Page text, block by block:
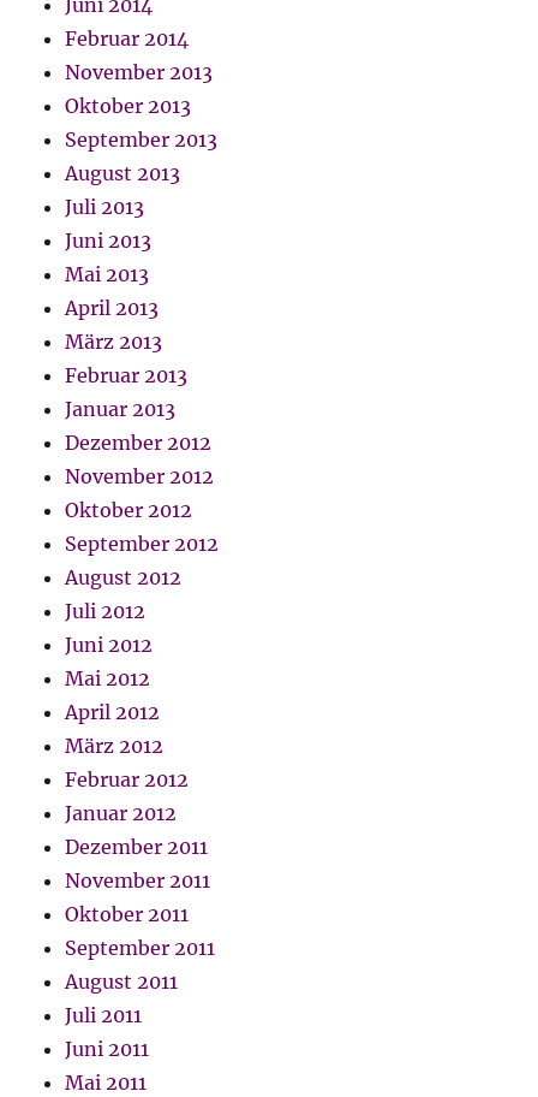
Juni 2014
Februar 2014
November 2013
Oktober 2013
September 2013
August 2013
Juli 2013
Juni 2013
Mai 2013
April 2013
März 2013
Februar 2013
Januar 2013
Dezember 2012
November 2012
Oktober 2012
September 2012
August 2012
Juli 2012
Juni 2012
Mai 2012
April 2012
März 2012
Februar 2012
Januar 2012
Dezember 2011
November 2011
Oktober 2011
September 2011
August 2011
Juli 2011
Juni 2011
Mai 2011